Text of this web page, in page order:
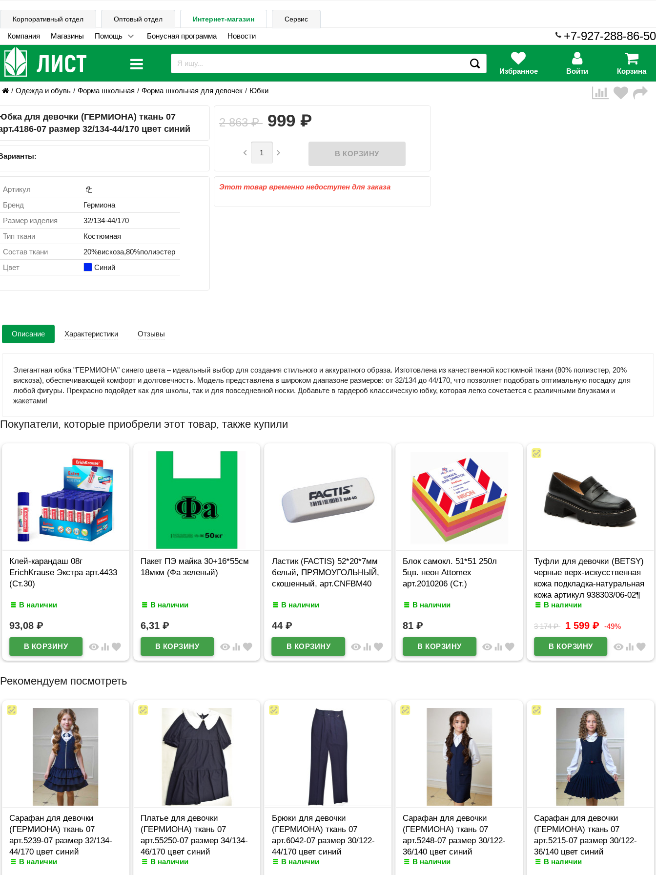
Корпоративный отдел Оптовый отдел Интернет-магазин Сервис
Компания Магазины Помощь Бонусная программа Новости +7-927-288-86-50
Избранное Войти Корзина
Одежда и обувь Форма школьная Форма школьная для девочек Юбки
для девочки (ГЕРМИОНА) ткань 07
07 размер 32/134-44/170 цвет синий
Артикул
Бренд
Гермиона
Размер изделия
32/134-44/170
Тип ткани
Костюмная
Состав ткани
20%вискоза,80%полиэстер
Цвет
Синий
2 863₽ 999 ₽
 
Этот товар временно недоступен для заказа
Описание Характеристики Отзывы
Элегантная юбка "ГЕРМИОНА" синего цвета – идеальный выбор для создания стильного и аккуратного образа. Изготовлена из качественной костюмной ткани (80% полиэстер, 20%
вискоза), обеспечивающей комфорт и долговечность. Модель представлена в широком диапазоне размеров: от 32/134 до 44/170, что позволяет подобрать оптимальную посадку для
любой фигуры. Прекрасно подойдет как для школы, так и для повседневной носки. Добавьте в гардероб классическую юбку, которая легко сочетается с различными блузками и
жакетами!
Покупатели, которые приобрели этот товар, также купили
Клей-карандаш 08г
ErichKrause Экстра арт.4433
(Ст.30)
В наличии
93,08 ₽
visibility equalizer favorite
Пакет ПЭ майка 30+16*55см
18мкм (Фа зеленый)
В наличии
6,31 ₽
visibility equalizer favorite
Ластик (FACTIS) 52*20*7мм
белый, ПРЯМОУГОЛЬНЫЙ,
скошенный, арт.CNFBM40
В наличии
44 ₽
visibility equalizer favorite
Блок самокл. 51*51 250л
5цв. неон Attomex
арт.2010206 (Ст.)
В наличии
81₽
visibility equalizer favorite
Туфли для девочки (BETSY)
черные верх-искусственная
кожа подкладка-натуральная
кожа артикул 938303/06-02¶
¶
В наличии
3 174₽ 1 599₽ -49%
visibility equalizer favorite
Рекомендуем посмотреть
Сарафан для девочки
(ГЕРМИОНА) ткань 07
арт.5239-07 размер 32/134-
44/170 цвет синий
В наличии
Платье для девочки
(ГЕРМИОНА) ткань 07
арт.55250-07 размер 34/134-
46/170 цвет синий
В наличии
Брюки для девочки
(ГЕРМИОНА) ткань 07
арт.6042-07 размер 30/122-
44/170 цвет синий
В наличии
Сарафан для девочки
(ГЕРМИОНА) ткань 07
арт.5248-07 размер 30/122-
36/140 цвет синий
В наличии
Сарафан для девочки
(ГЕРМИОНА) ткань 07
арт.5215-07 размер 30/122-
36/140 цвет синий
В наличии